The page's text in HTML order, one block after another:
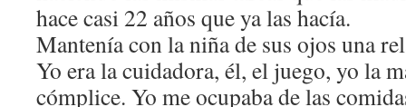
hace casi 22 años que ya las hacía.
Mantenía con la niña de sus ojos una
Yo era la cuidadora, él, el juego, yo la
cómplice. Yo me ocupaba de las